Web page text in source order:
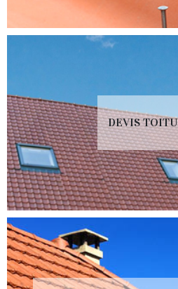
DEVIS